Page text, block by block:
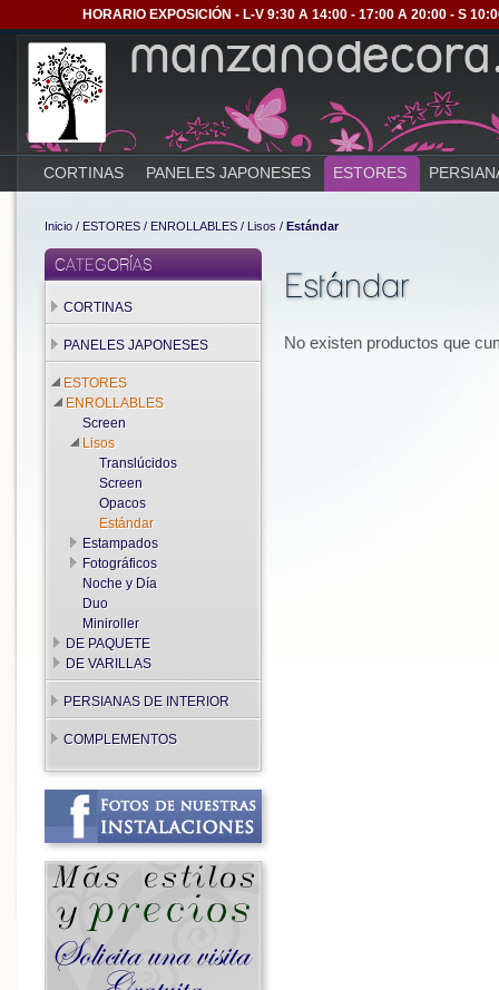
HORARIO EXPOSICIÓN - L-V 9:30 A 14:00 - 17:00 A 20:00 - S
CORTINAS PANELES JAPONESES ESTORES
Inicio / ESTORES / ENROLLABLES / Lisos /Estándar
Estándar
No existen productos que
CATEGORÍAS
CORTINAS
PANELES JAPONESES
ESTORES
ENROLLABLES
Screen
Lisos
Translúcidos
Screen
Opacos
Estándar
Estampados
Fotográficos
Noche y Día
Duo
Miniroller
DE PAQUETE
DE VARILLAS
PERSIANAS DE INTERIOR
COMPLEMENTOS